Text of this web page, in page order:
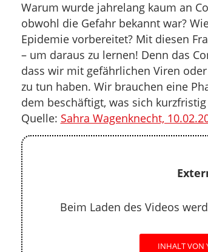
Warum wurde jahrelang kaum an
obwohl die Gefahr bekannt war?
Epidemie vorbereitet? Mit diesen
– um daraus zu lernen! Denn das
dass wir mit gefährlichen Viren
zu tun haben. Wir brauchen eine
dem beschäftigt, was sich
Quelle: Sahra Wagenknecht,
Beim Laden des Videos
INHALT VON